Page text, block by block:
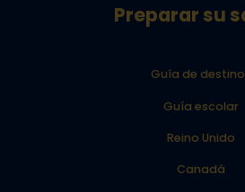
Preparar su
Guía de
Guía escolar
Reino Unido
Canadá